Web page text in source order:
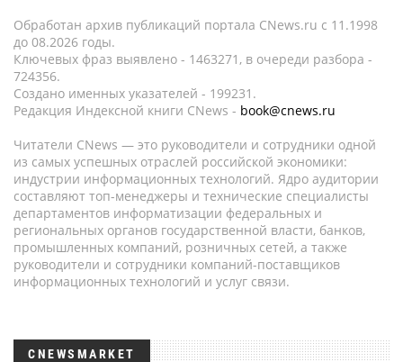
Обработан архив публикаций портала CNews.ru c 11.1998
до 08.2026 годы.
Ключевых фраз выявлено - 1463271, в очереди разбора -
724356.
Создано именных указателей - 199231.
Редакция Индексной книги CNews - book@cnews.ru
Читатели CNews — это руководители и сотрудники одной
из самых успешных отраслей российской экономики:
индустрии информационных технологий. Ядро аудитории
составляют топ-менеджеры и технические специалисты
департаментов информатизации федеральных и
региональных органов государственной власти, банков,
промышленных компаний, розничных сетей, а также
руководители и сотрудники компаний-поставщиков
информационных технологий и услуг связи.
CNEWSMARKET